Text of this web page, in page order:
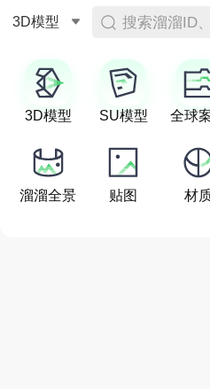
3D模型 搜索溜溜ID
3D模型 SU模型 全球
溜溜全景 贴图 材